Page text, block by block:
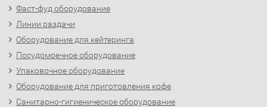
Фаст-фуд оборудование
Линии раздачи
Оборудование для кейтеринга
Посудомоечное оборудование
Упаковочное оборудование
Оборудование для приготовления кофе
Санитарно-гигиеническое оборудование